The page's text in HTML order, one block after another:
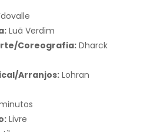
Luã Verdim
Coreografia: Dharck
Arranjos: Lohran
Livre